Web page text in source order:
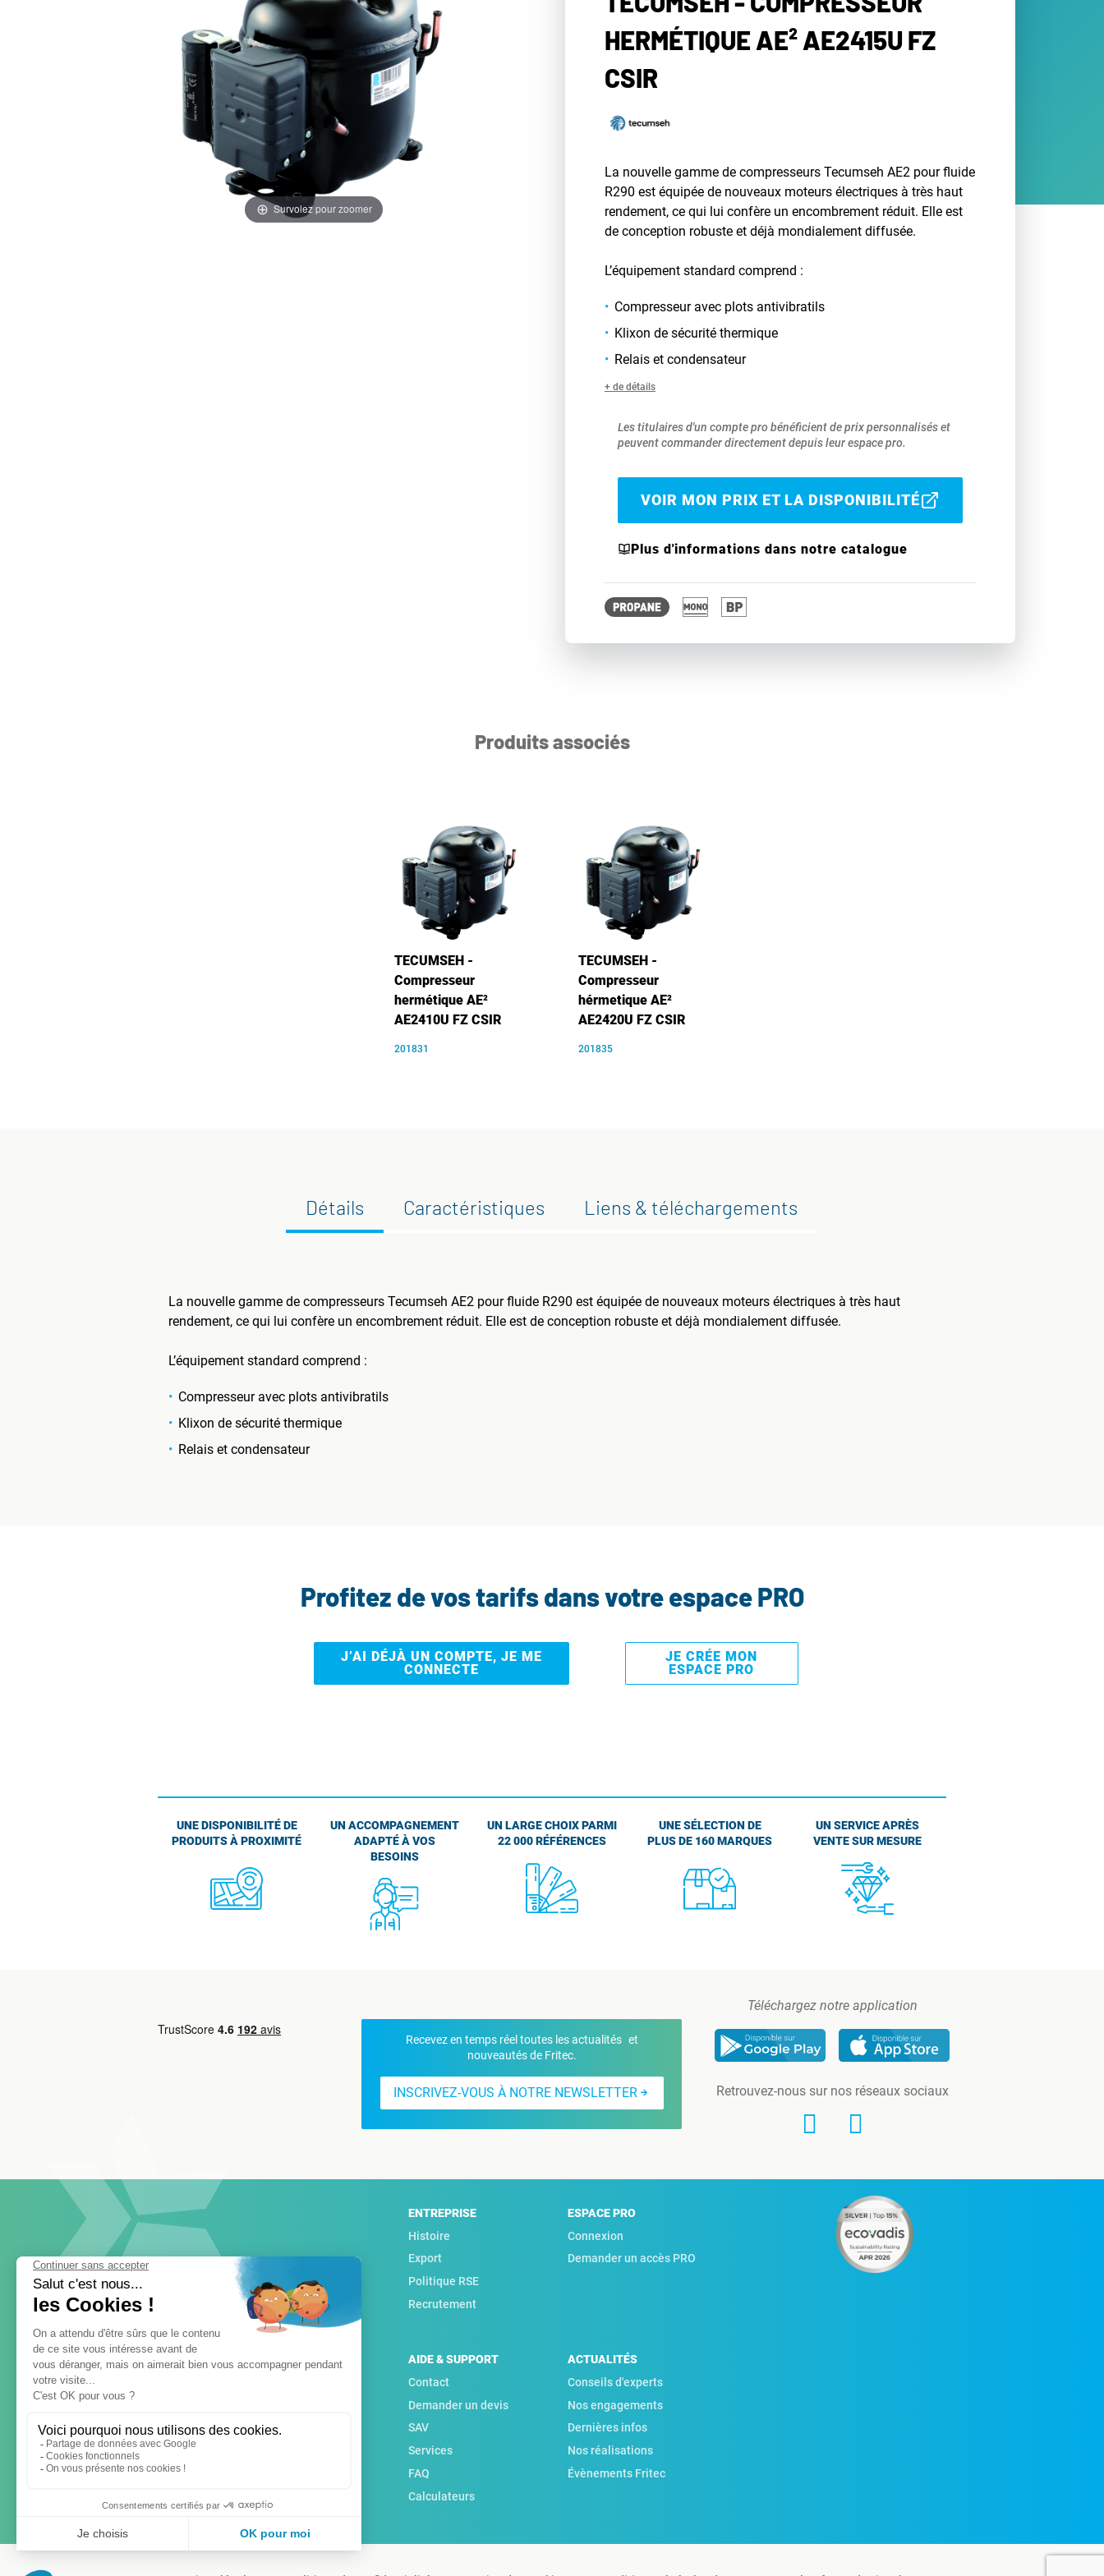
Survolez pour zoomer
HERMÉTIQUE AE² AE2415U FZ
CSIR
La nouvelle gamme de compresseurs Tecumseh AE2 pour fluide
R290 est équipée de nouveaux moteurs électriques à très haut
rendement, ce qui lui confère un encombrement réduit. Elle est
de conception robuste et déjà mondialement diffusée.
L’équipement standard comprend :
Compresseur avec plots antivibratils
Klixon de sécurité thermique
Relais et condensateur
+ de détails
Les titulaires d'un compte pro bénéficient de prix personnalisés et
peuvent commander directement depuis leur espace pro.
VOIR MON PRIX ET LA DISPONIBILITÉ
Plus d'informations dans notre catalogue
Produits associés
TECUMSEH -
Compresseur
hermétique AE²
AE2410U FZ CSIR
201831
TECUMSEH -
Compresseur
hérmetique AE²
AE2420U FZ CSIR
201835
Détails Caractéristiques Liens & téléchargements
La nouvelle gamme de compresseurs Tecumseh AE2 pour fluide R290 est équipée de nouveaux moteurs électriques à très haut
rendement, ce qui lui confère un encombrement réduit. Elle est de conception robuste et déjà mondialement diffusée.
L’équipement standard comprend :
Compresseur avec plots antivibratils
Klixon de sécurité thermique
Relais et condensateur
Profitez de vos tarifs dans votre espace PRO
J’AI DÉJÀ UN COMPTE, JE ME
CONNECTE
JE CRÉE MON
ESPACE PRO
UNE DISPONIBILITÉ DE
PRODUITS À PROXIMITÉ
UN ACCOMPAGNEMENT
ADAPTÉ À VOS
BESOINS
UN LARGE CHOIX PARMI
22 000 RÉFÉRENCES
UNE SÉLECTION DE
PLUS DE 160 MARQUES
UN SERVICE APRÈS
VENTE SUR MESURE
Recevez en temps réel toutes les actualités et
nouveautés de Fritec.
INSCRIVEZ-VOUS À NOTRE NEWSLETTER
Téléchargez notre application
Retrouvez-nous sur nos réseaux sociaux
ENTREPRISE
Histoire
Export
Politique RSE
Recrutement
ESPACE PRO
Connexion
Demander un accès PRO
AIDE & SUPPORT
Contact
Demander un devis
SAV
Services
FAQ
Calculateurs
ACTUALITÉS
Conseils d'experts
Nos engagements
Dernières infos
Nos réalisations
Évènements Fritec